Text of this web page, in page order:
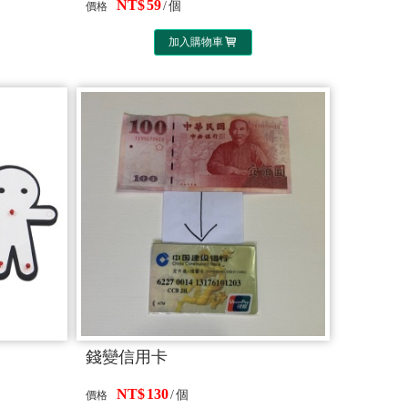
價格 59 個
加入購物車
錢變信用卡
價格 130 個